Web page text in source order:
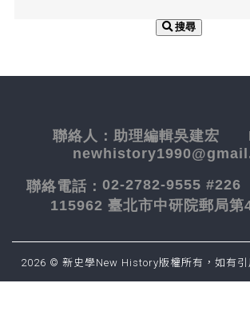
搜尋
聯絡人： 助理編輯吳建宏
聯絡電話： 02-2782-9555 #226
115962 臺北市中研院郵局第
2026 © 新史學New History版權所有，如有引